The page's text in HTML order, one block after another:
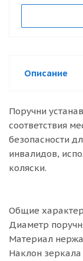
Описание
Поручни
соответствия
безопасности
инвалидов,
коляски.
Общие
Диаметр
Материал
Наклон